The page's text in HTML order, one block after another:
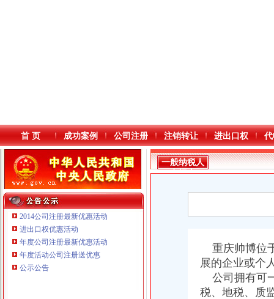
本站导航
首 页 成功案例 公司注册 注销转让 进出口权
2014公司注册最新优惠活动
进出口权优惠活动
年度公司注册最新优惠活动
年度活动公司注册送优惠
公示公告
一般纳税人
申报表
重庆帅博位
展的企业或个
公司拥有可
税、地税、质